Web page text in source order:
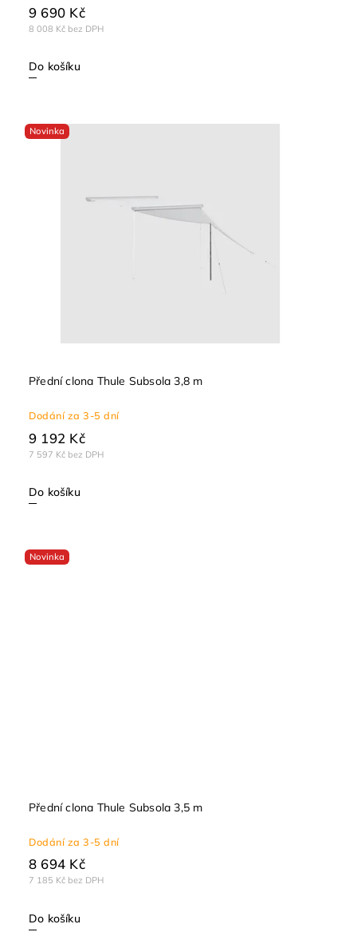
8 008 Kč bez DPH
9 690 Kč
Do košíku
Novinka
Přední clona Thule Subsola 3,8 m
Dodání za 3-5 dní
7 597 Kč bez DPH
9 192 Kč
Do košíku
Novinka
Přední clona Thule Subsola 3,5 m
Dodání za 3-5 dní
7 185 Kč bez DPH
8 694 Kč
Do košíku